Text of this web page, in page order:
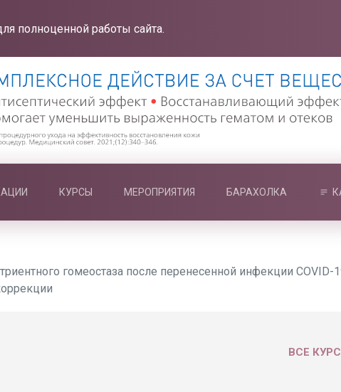
полноценной работы сайта.
КУРСЫ МЕРОПРИЯТИЯ БАРАХОЛКА
гомеостаза после перенесенной инфекции
ВСЕ